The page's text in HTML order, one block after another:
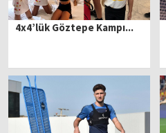
4x4’lük Göztepe Kampı...